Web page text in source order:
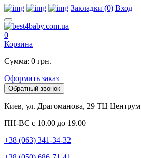
Закладки (0) Вход
0
Корзина
Сумма: 0 грн.
Оформить заказ
Обратный звонок
Киев, ул. Драгоманова, 29 ТЦ Центрум
ПН-ВС с 10.00 до 19.00
+38 (063) 341-34-32